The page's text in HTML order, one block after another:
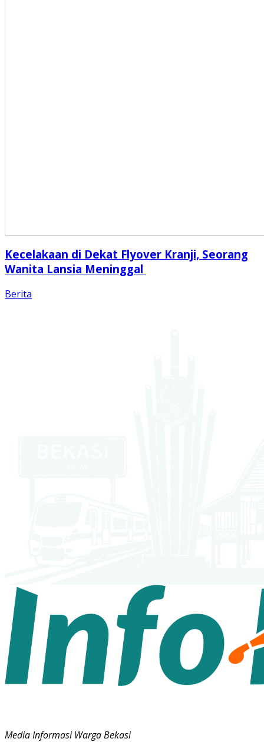
Kecelakaan di Dekat Flyover Kranji, Seorang
Wanita Lansia Meninggal
Berita
Media Informasi Warga Bekasi